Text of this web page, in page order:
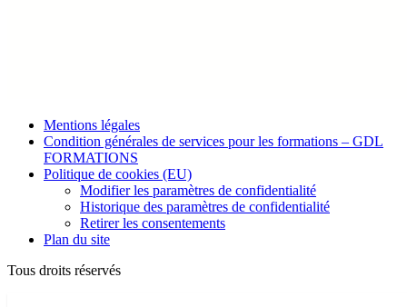
Mentions légales
Condition générales de services pour les formations – GDL
FORMATIONS
Politique de cookies (EU)
Modifier les paramètres de confidentialité
Historique des paramètres de confidentialité
Retirer les consentements
Plan du site
Tous droits réservés